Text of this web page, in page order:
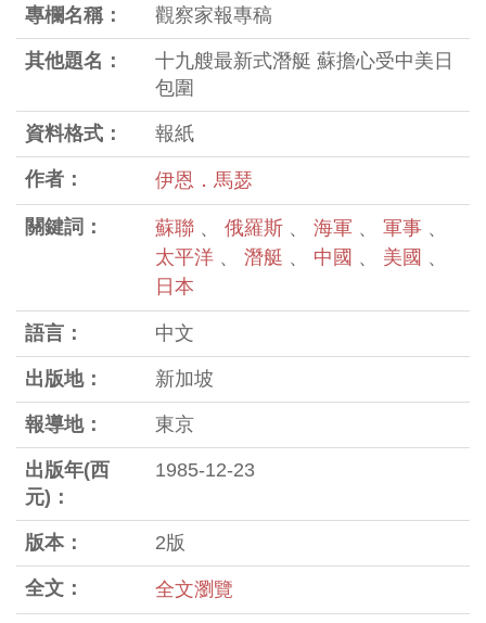
專欄名稱： 觀察家報專稿
其他題名：
十九艘最新式潛艇 蘇擔心受中美日
包圍
資料格式： 報紙
作者： 伊恩．馬瑟
關鍵詞： 蘇聯 、 俄羅斯 、 海軍 、 軍事 、
太平洋 、 潛艇 、 中國 、 美國 、
日本
語言： 中文
出版地： 新加坡
報導地： 東京
出版年(西
元)：
1985-12-23
版本： 2版
全文： 全文瀏覽